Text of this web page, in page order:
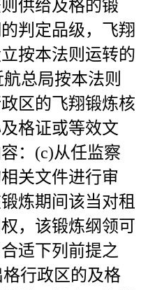
供给及格的锻
判定品级，飞翔
按本法则运转的
总局按本法则
区的飞翔锻炼核
格证或等效文
：(c)从任监察
关文件进行审
炼期间该当对租
，该锻炼纲领可
适下列前提之
行政区的及格